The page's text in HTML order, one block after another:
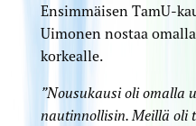
Ensimmäisen TamU-
Uimonen nostaa
korkealle.
”Nousukausi oli omalla
nautinnollisin. Meillä oli